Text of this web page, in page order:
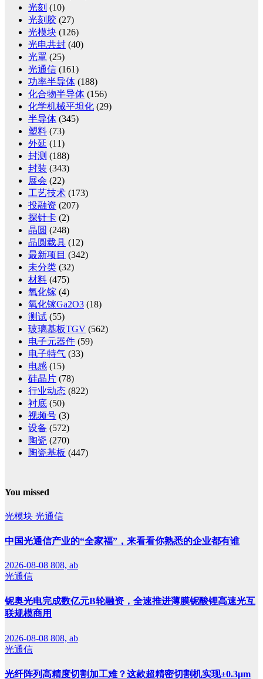
光刻 (10)
光刻胶 (27)
光模块 (126)
光电共封 (40)
光罩 (25)
光通信 (161)
功率半导体 (188)
化合物半导体 (156)
化学机械平坦化 (29)
半导体 (345)
塑料 (73)
外延 (11)
封测 (188)
封装 (343)
展会 (22)
工艺技术 (173)
投融资 (207)
探针卡 (2)
晶圆 (248)
晶圆载具 (12)
最新项目 (342)
未分类 (32)
材料 (475)
氧化镓 (4)
氧化镓Ga2O3 (18)
测试 (55)
玻璃基板TGV (562)
电子元器件 (59)
电子特气 (33)
电感 (15)
硅晶片 (78)
行业动态 (822)
衬底 (50)
视频号 (3)
设备 (572)
陶瓷 (270)
陶瓷基板 (447)
You missed
光模块 光通信
中国光通信产业的“全家福”，来看看你熟悉的企业都有谁
2026-08-08 808, ab
光通信
铌奥光电完成数亿元B轮融资，全速推进薄膜铌酸锂高速光互
联规模商用
2026-08-08 808, ab
光通信
光纤阵列高精度切割加工难？这款超精密切割机实现±0.3μm